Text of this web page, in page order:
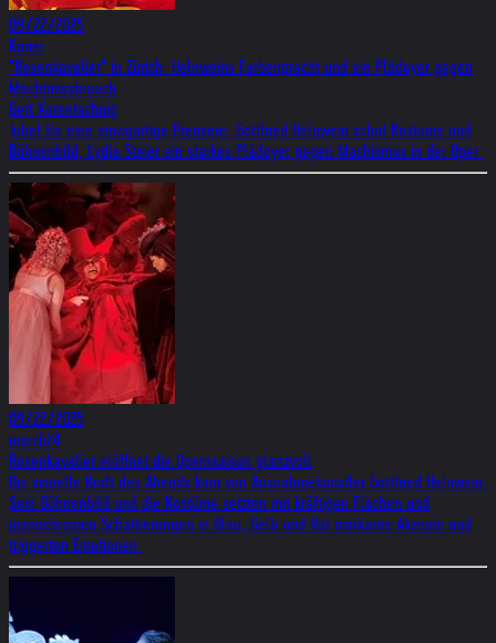
09/22/2025
Kurier
"Rosenkavalier" in Zürich: Helnweins Farbenpracht und ein Plädoyer gegen
Machtmissbrauch
Gert Korentschnig
Jubel für eine einzigartige Premiere: Gottfried Helnwein schuf Kostüme und
Bühnenbild, Lydia Steier ein starkes Plädoyer gegen Machismus in der Oper.
09/22/2025
march24
Rosenkavalier eröffnet die Opernsaison glanzvoll
Die visuelle Kraft des Abends kam von Ausnahmekünstler Gottfried Helnwein:
Sein Bühnenbild und die Kostüme setzten mit kräftigen Flächen und
monochromen Schattierungen in Blau, Gelb und Rot markante Akzente und
triggerten Emotionen.